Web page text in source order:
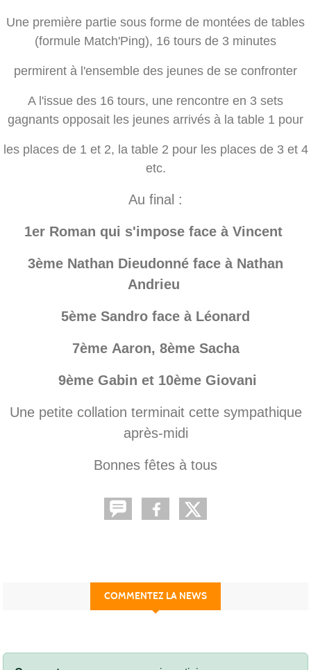
Une première partie sous forme de montées de tables
(formule Match'Ping), 16 tours de 3 minutes
permirent à l'ensemble des jeunes de se confronter
A l'issue des 16 tours, une rencontre en 3 sets
gagnants opposait les jeunes arrivés à la table 1 pour
les places de 1 et 2, la table 2 pour les places de 3 et 4
etc.
Au final :
1er Roman qui s'impose face à Vincent
3ème Nathan Dieudonné face à Nathan
Andrieu
5ème Sandro face à Léonard
7ème Aaron, 8ème Sacha
9ème Gabin et 10ème Giovani
Une petite collation terminait cette sympathique
après-midi
Bonnes fêtes à tous
COMMENTEZ LA NEWS